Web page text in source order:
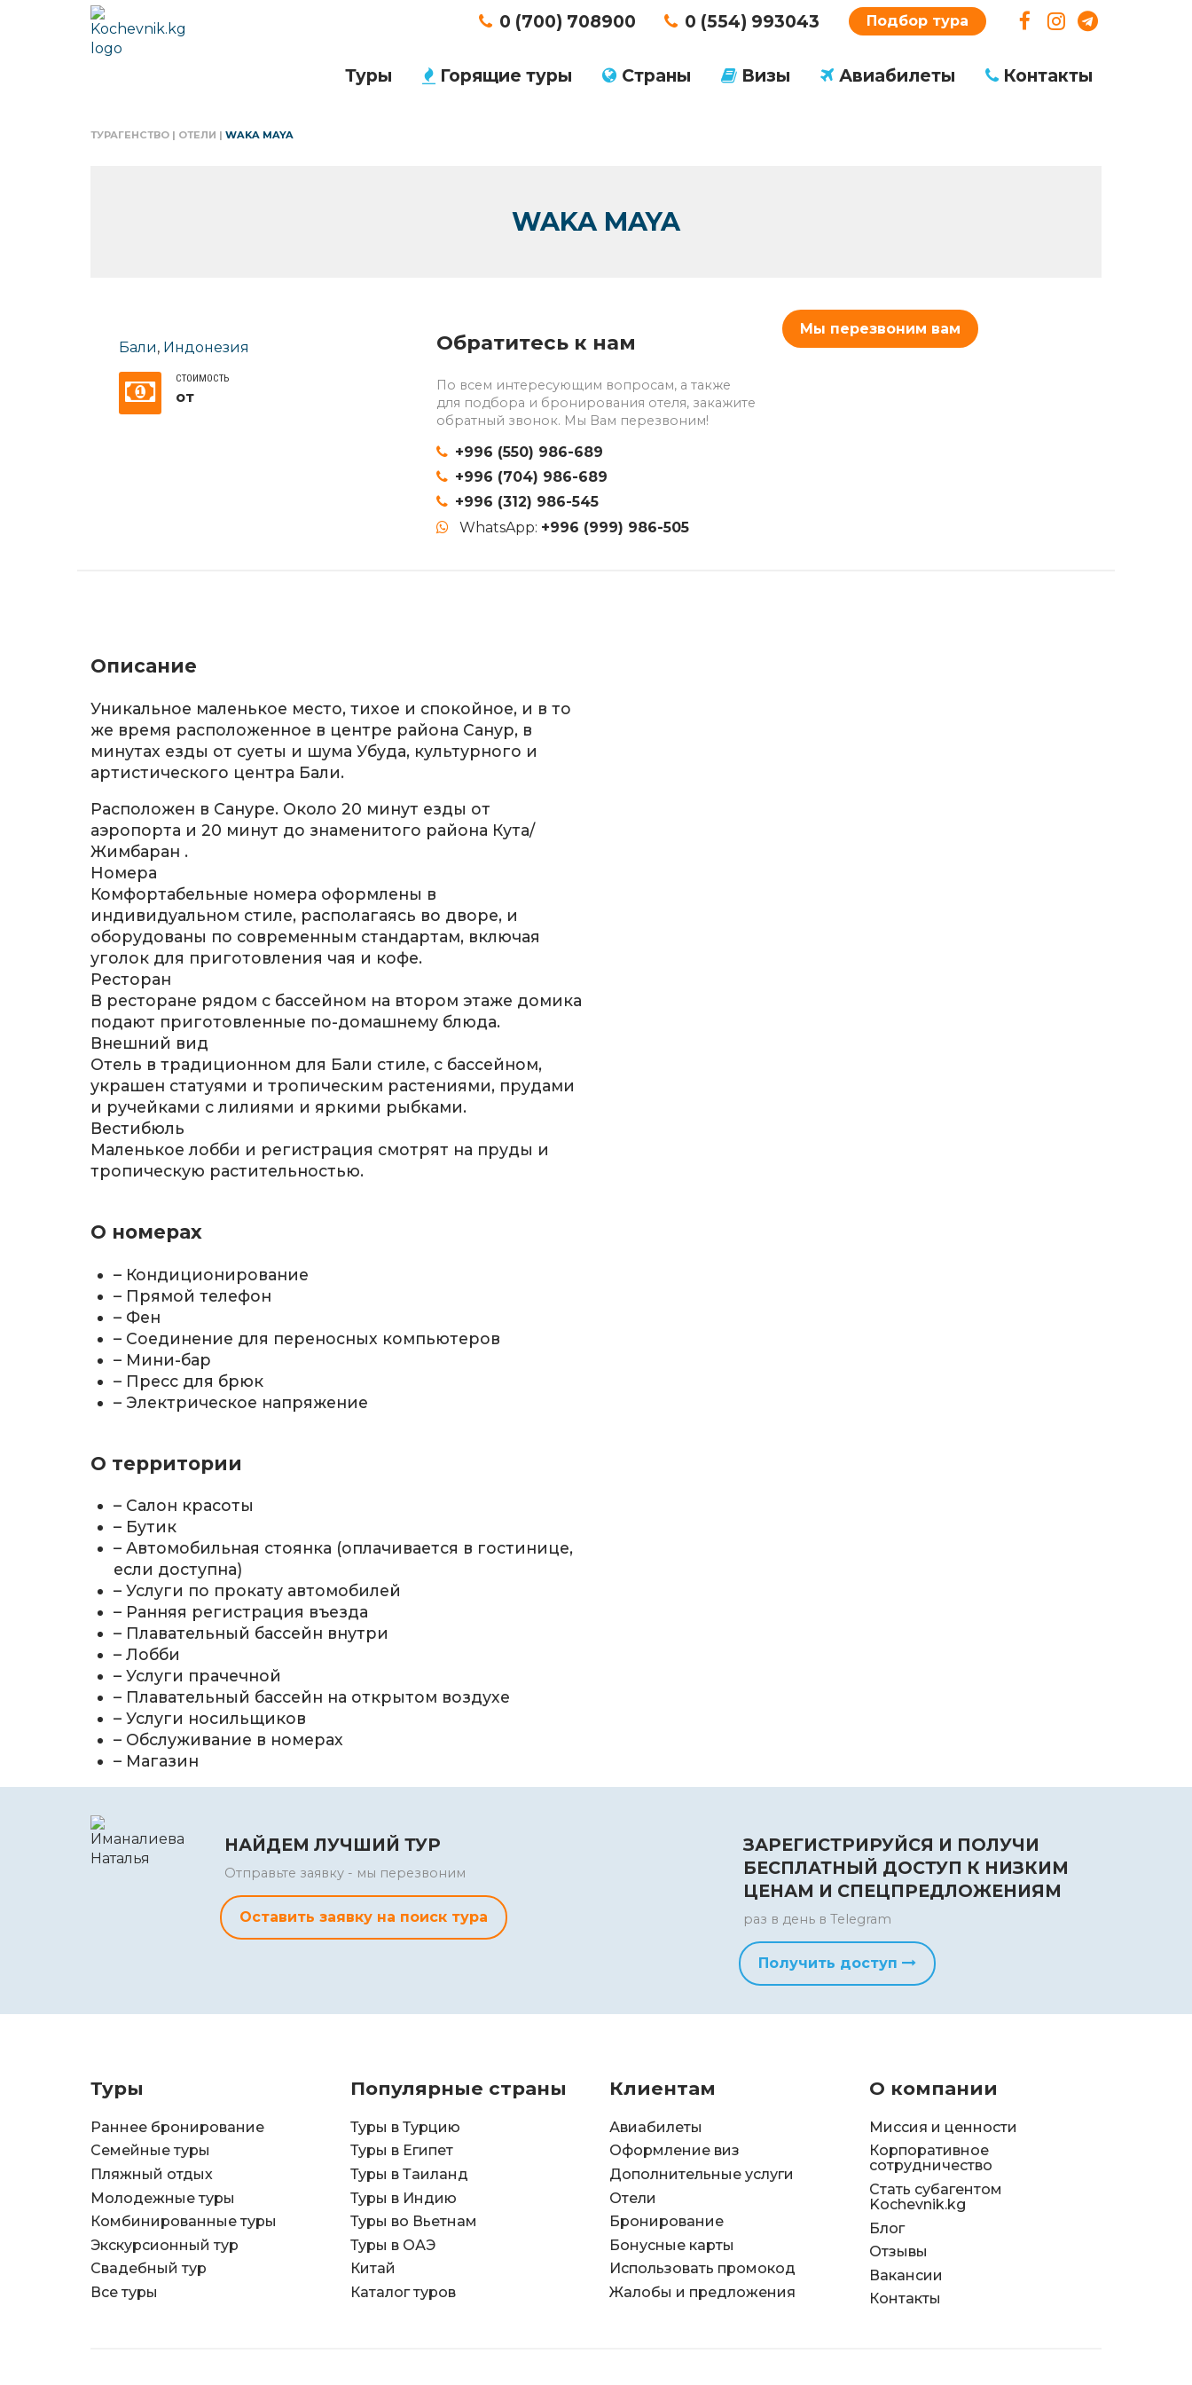
0 (700) 708900 0 (554) 993043 Подбор тура
Туры Горящие туры Страны Визы Авиабилеты Контакты
ТУРАГЕНСТВО | ОТЕЛИ | WAKA MAYA
WAKA MAYA
Бали, Индонезия
СТОИМОСТЬ
от
Обратитесь к нам
По всем интересующим вопросам, а также
для подбора и бронирования отеля, закажите
обратный звонок. Мы Вам перезвоним!
+996 (550) 986-689
+996 (704) 986-689
+996 (312) 986-545
WhatsApp: +996 (999) 986-505
Мы перезвоним вам
Описание
Уникальное маленькое место, тихое и спокойное, и в то
же время расположенное в центре района Санур, в
минутах езды от суеты и шума Убуда, культурного и
артистического центра Бали.
Расположен в Сануре. Около 20 минут езды от
аэропорта и 20 минут до знаменитого района Кута/
Жимбаран .
Номера
Комфортабельные номера оформлены в
индивидуальном стиле, располагаясь во дворе, и
оборудованы по современным стандартам, включая
уголок для приготовления чая и кофе.
Ресторан
В ресторане рядом с бассейном на втором этаже домика
подают приготовленные по-домашнему блюда.
Внешний вид
Отель в традиционном для Бали стиле, с бассейном,
украшен статуями и тропическим растениями, прудами
и ручейками с лилиями и яркими рыбками.
Вестибюль
Маленькое лобби и регистрация смотрят на пруды и
тропическую растительностью.
О номерах
– Кондиционирование
– Прямой телефон
– Фен
– Соединение для переносных компьютеров
– Мини-бар
– Пресс для брюк
– Электрическое напряжение
О территории
– Салон красоты
– Бутик
– Автомобильная стоянка (оплачивается в гостинице,
если доступна)
– Услуги по прокату автомобилей
– Ранняя регистрация въезда
– Плавательный бассейн внутри
– Лобби
– Услуги прачечной
– Плавательный бассейн на открытом воздухе
– Услуги носильщиков
– Обслуживание в номерах
– Магазин
НАЙДЕМ ЛУЧШИЙ ТУР
Отправьте заявку - мы перезвоним
Оставить заявку на поиск тура
ЗАРЕГИСТРИРУЙСЯ И ПОЛУЧИ
БЕСПЛАТНЫЙ ДОСТУП К НИЗКИМ
ЦЕНАМ И СПЕЦПРЕДЛОЖЕНИЯМ
раз в день в Telegram
Получить доступ
Туры
Раннее бронирование
Семейные туры
Пляжный отдых
Молодежные туры
Комбинированные туры
Экскурсионный тур
Свадебный тур
Все туры
Популярные страны
Туры в Турцию
Туры в Египет
Туры в Таиланд
Туры в Индию
Туры во Вьетнам
Туры в ОАЭ
Китай
Каталог туров
Клиентам
Авиабилеты
Оформление виз
Дополнительные услуги
Отели
Бронирование
Бонусные карты
Использовать промокод
Жалобы и предложения
О компании
Миссия и ценности
Корпоративное
сотрудничество
Стать субагентом
Kochevnik.kg
Блог
Отзывы
Вакансии
Контакты